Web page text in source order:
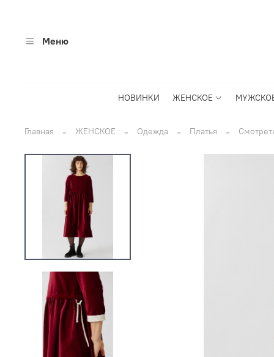
Меню
НОВИНКИ ЖЕНСКОЕ
Главная ЖЕНСКОЕ Одежда Платья